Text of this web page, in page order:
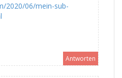
2020/06/mein-sub-
Antworten